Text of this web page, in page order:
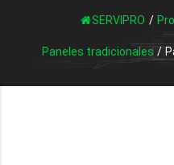
SERVIPRO /
Paneles tradicionales /